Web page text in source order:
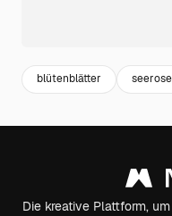
blütenblätter seerose
Die kreative Plattform,